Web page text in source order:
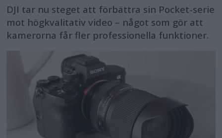
DJI tar nu steget att förbättra sin Pocket-serie
mot högkvalitativ video – något som gör att
kamerorna får fler professionella funktioner.